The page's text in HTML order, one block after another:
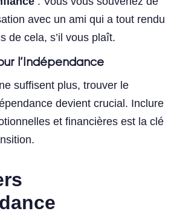
avec un ami qui a tout rendu
de cela, s’il vous plaît.
l’Indépendance
suffisent plus, trouver le
devient crucial. Inclure
et financières est la clé